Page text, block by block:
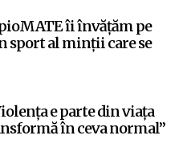
îi învățăm pe
sport al minții care se
e parte din viața
în ceva normal”